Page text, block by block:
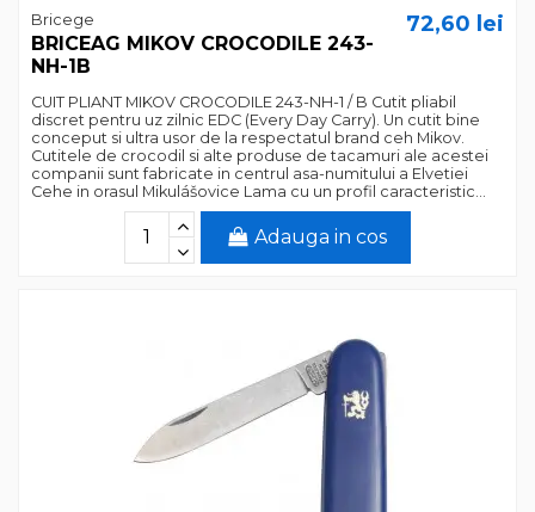
Bricege
BRICEAG MIKOV CROCODILE 243-
NH-1B
72,60 lei
CUIT PLIANT MIKOV CROCODILE 243-NH-1 / B Cutit pliabil
discret pentru uz zilnic EDC (Every Day Carry). Un cutit bine
conceput si ultra usor de la respectatul brand ceh Mikov.
Cutitele de crocodil si alte produse de tacamuri ale acestei
companii sunt fabricate in centrul asa-numitului a Elvetiei
Cehe in orasul Mikulášovice Lama cu un profil caracteristic...
Adauga in cos